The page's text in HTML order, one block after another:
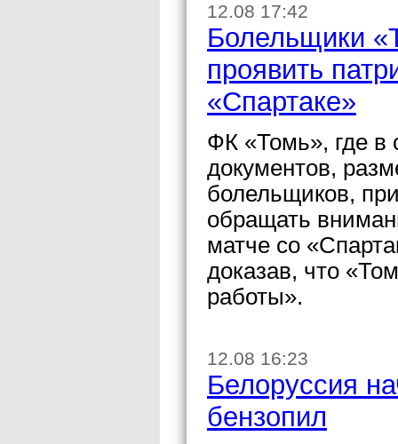
12.08 17:42
Болельщики
проявить
«Спартаке»
ФК «Томь», где в
документов,
болельщиков,
обращать
матче со
доказав, что
работы».
12.08 16:23
Белоруссия
бензопил